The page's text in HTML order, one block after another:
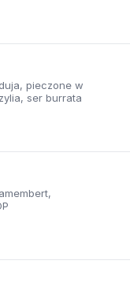
pieczone w
ser burrata